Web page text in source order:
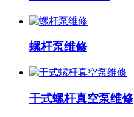
螺杆泵维修
干式螺杆真空泵维修